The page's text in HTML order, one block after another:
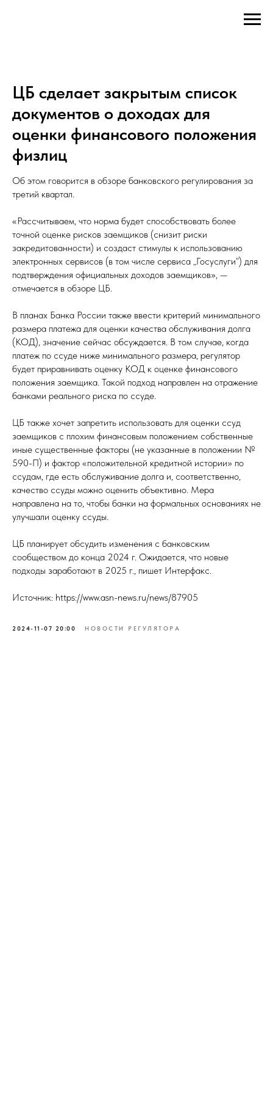
ЦБ сделает закрытым список
документов о доходах для
оценки финансового положения
физлиц
Об этом говорится в обзоре банковского регулирования за
третий квартал.
«Рассчитываем, что норма будет способствовать более
точной оценке рисков заемщиков (снизит риски
закредитованности) и создаст стимулы к использованию
электронных сервисов (в том числе сервиса „Госуслуги“) для
подтверждения официальных доходов заемщиков», —
отмечается в обзоре ЦБ.
В планах Банка России также ввести критерий минимального
размера платежа для оценки качества обслуживания долга
(КОД), значение сейчас обсуждается. В том случае, когда
платеж по ссуде ниже минимального размера, регулятор
будет приравнивать оценку КОД к оценке финансового
положения заемщика. Такой подход направлен на отражение
банками реального риска по ссуде.
ЦБ также хочет запретить использовать для оценки ссуд
заемщиков с плохим финансовым положением собственные
иные существенные факторы (не указанные в положении №
590-П) и фактор «положительной кредитной истории» по
ссудам, где есть обслуживание долга и, соответственно,
качество ссуды можно оценить объективно. Мера
направлена на то, чтобы банки на формальных основаниях не
улучшали оценку ссуды.
ЦБ планирует обсудить изменения с банковским
сообществом до конца 2024 г. Ожидается, что новые
подходы заработают в 2025 г., пишет Интерфакс.
Источник: https://www.asn-news.ru/news/87905
2024-11-07 20:00 НОВОСТИ РЕГУЛЯТОРА